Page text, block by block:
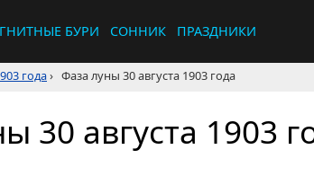
БУРИ СОННИК ПРАЗДНИКИ
года› Фаза луны 30 августа 1903 года
30 августа 1903